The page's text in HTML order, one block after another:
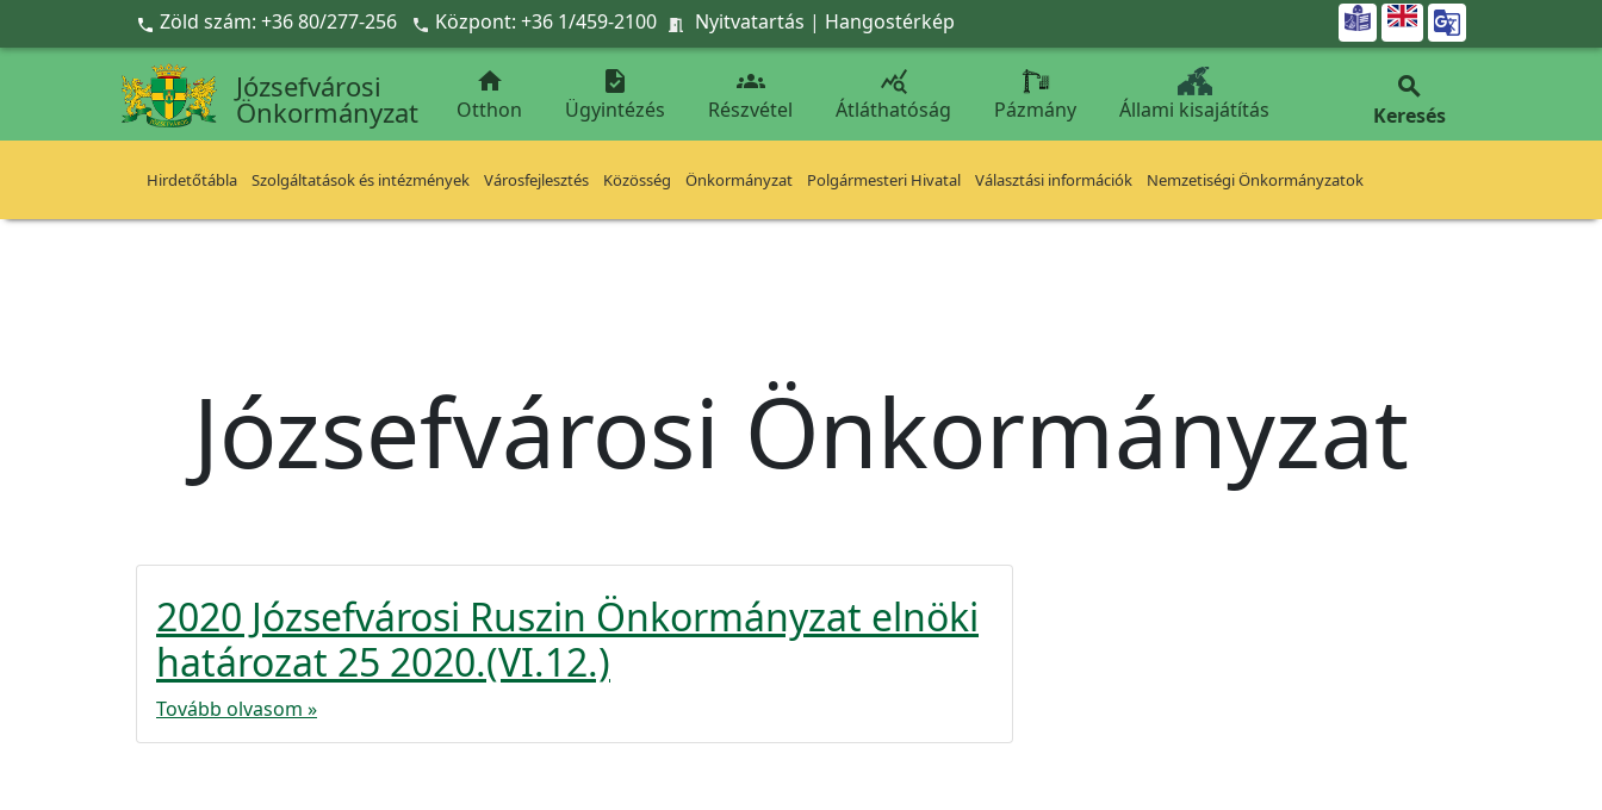
Ugrás a fő tartalomra
 Zöld szám: +36 80/277-256  Központ: +36 1/459-2100  Nyitvatartás | Hangostérkép 
Józsefvárosi
Önkormányzat

Otthon

Ügyintézés

Részvétel

Átláthatóság Pázmány Állami kisajátítás

Keresés
Hirdetőtábla Szolgáltatások és intézmények Városfejlesztés Közösség Önkormányzat Polgármesteri Hivatal Választási információk Nemzetiségi Önkormányzatok
Józsefvárosi Önkormányzat
2020 Józsefvárosi Ruszin Önkormányzat elnöki
határozat 25 2020.(VI.12.)
Tovább olvasom »